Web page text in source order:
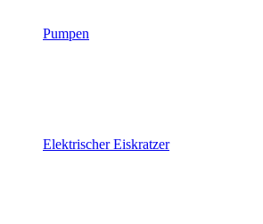
Pumpen
Elektrischer Eiskratzer